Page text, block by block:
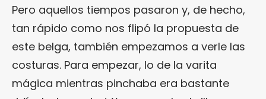
Pero aquellos tiempos pasaron y, de hecho,
tan rápido como nos flipó la propuesta de
este belga, también empezamos a verle las
costuras. Para empezar, lo de la varita
mágica mientras pinchaba era bastante